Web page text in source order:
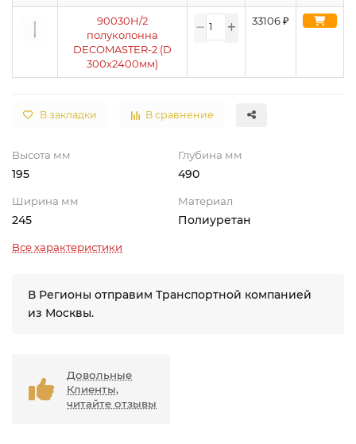
90030H/2
полуколонна
DECOMASTER-2 (D
300х2400мм)
33106₽
В закладки В сравнение
Высота мм
195
Глубина мм
490
Ширина мм
245
Материал
Полиуретан
Все характеристики
В Регионы отправим Транспортной компанией
из Москвы.
Довольные
Клиенты,
читайте отзывы